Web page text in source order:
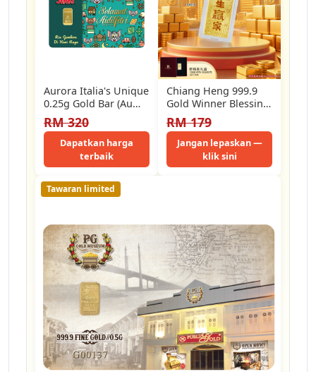
Aurora Italia's Unique
0.25g Gold Bar (Au
999.9) 24K - Tom &…
RM 320
Dapatkan harga
terbaik
Chiang Heng 999.9
Gold Winner Blessing
Gift Gold Bar | 人生贏
家 -…
RM 179
Jangan lepaskan —
klik sini
Tawaran limited